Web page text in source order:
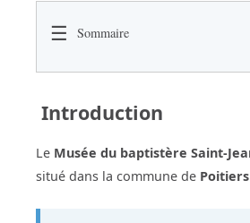
☰ Sommaire
Introduction
Le Musée du baptistère Saint-
situé dans la commune de Poitiers